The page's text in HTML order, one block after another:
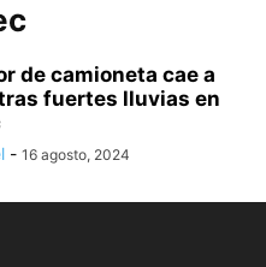
de camioneta cae a
fuertes lluvias en
- 16 agosto, 2024